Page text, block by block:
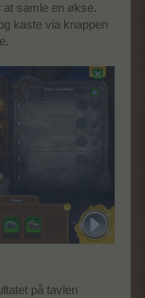
samle en økse.
kaste via knappen
på tavlen